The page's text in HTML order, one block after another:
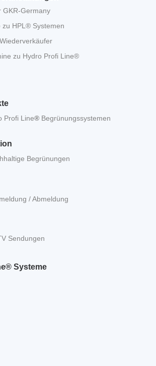
GKR-Germany
zu HPL® Systemen
zu Hydro Profi Line®
Profi Line® Begrünungssystemen
Begrünungen
/ Abmeldung
Sendungen
Systeme